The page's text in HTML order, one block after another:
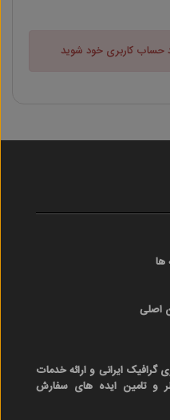
حساب کاربری خود شوید
ها
اصلی
ایرانی و ارائه خدمات
و تامین ایده های سفارش